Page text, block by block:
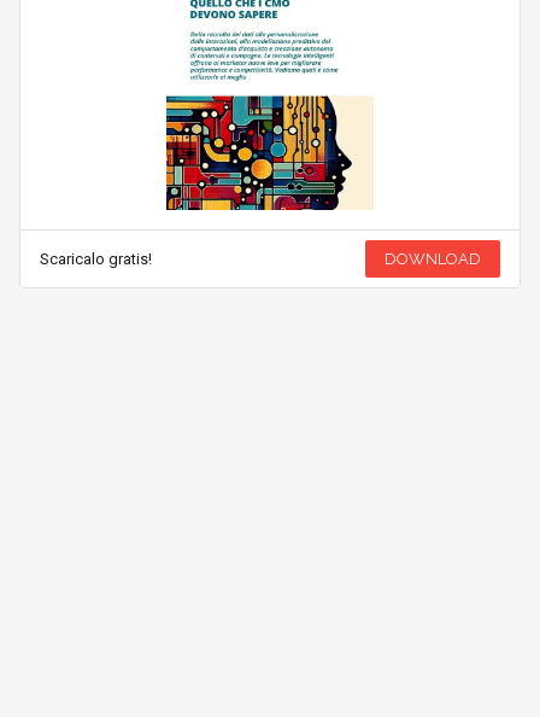
Scaricalo gratis! DOWNLOAD